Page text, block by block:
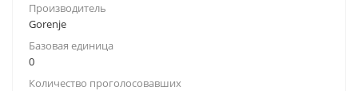
Производитель
Gorenje
Базовая единица
0
Количество проголосовавших